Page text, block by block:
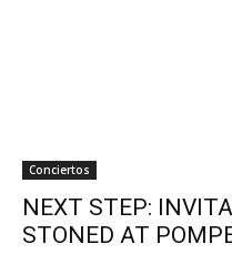
Conciertos
NEXT STEP:
STONED AT